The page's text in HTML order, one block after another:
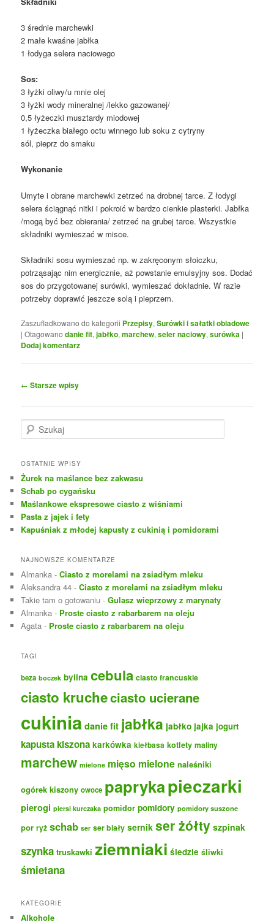
3 średnie marchewki
2 małe kwaśne jabłka
1 łodyga selera naciowego
Sos:
3 łyżki oliwy/u mnie olej
3 łyżki wody mineralnej /lekko gazowanej/
0,5 łyżeczki musztardy miodowej
1 łyżeczka białego octu winnego lub soku z cytryny
sól, pieprz do smaku
Wykonanie
Umyte i obrane marchewki zetrzeć na drobnej tarce. Z łodygi
selera ściągnąć nitki i pokroić w bardzo cienkie plasterki. Jabłka
/mogą być bez obierania/ zetrzeć na grubej tarce. Wszystkie
składniki wymieszać w misce.
Składniki sosu wymieszać np. w zakręconym słoiczku,
potrząsając nim energicznie, aż powstanie emulsyjny sos. Dodać
sos do przygotowanej surówki, wymieszać dokładnie. W razie
potrzeby doprawić jeszcze solą i pieprzem.
Zaszufladkowano do kategorii Przepisy,Surówki i sałatki obiadowe
|Otagowano danie fit,jabłko,marchew,seler naciowy,surówka |
Dodaj komentarz
Nawigacja
← Starsze wpisy
z
k
a
j
OSTATNIE WPISY
Żurek na maślance bez zakwasu
Schab po cygańsku
Maślankowe ekspresowe ciasto z wiśniami
Pasta z jajek i fety
Kapuśniak z młodej kapusty z cukinią i pomidorami
NAJNOWSZE KOMENTARZE
Almanka -Ciasto z morelami na zsiadłym mleku
Aleksandra 44 -Ciasto z morelami na zsiadłym mleku
Takie tam o gotowaniu -Gulasz wieprzowy z marynaty
Almanka - Proste ciasto z rabarbarem na oleju
Agata - Proste ciasto z rabarbarem na oleju
TAGI
beza boczek bylina cebula ciasto francuskie
ciasto krucheciasto ucierane
cukiniadanie fit jabłka jabłko jajka jogurt
kapusta kiszona karkówka kiełbasa kotlety maliny
marchew mielone mięso mielone naleśniki
ogórek kiszony owoce paprykapieczarki
pierogi piersi kurczaka pomidor pomidory pomidory suszone
por ryż schab ser ser biały sernik ser żółty szpinak
szynka truskawki ziemniaki śledzie śliwki
śmietana
KATEGORIE
Alkohole